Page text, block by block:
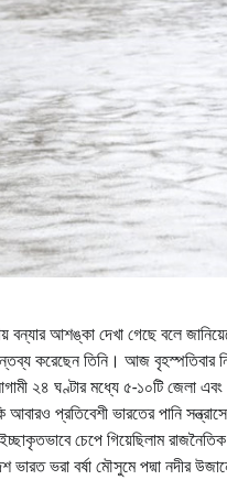
আশঙ্কা দেখা গেছে বলে
মন্তব্য করেছেন তিনি। আজ
২৪ ঘণ্টার মধ্যে ৫-১০টি জেলা
কি আবারও প্রতিবেশী ভারতের পানি
চেপে গিয়েছিলাম
ভারত ভরা বর্ষা মৌসুমে পদ্মা নদীর